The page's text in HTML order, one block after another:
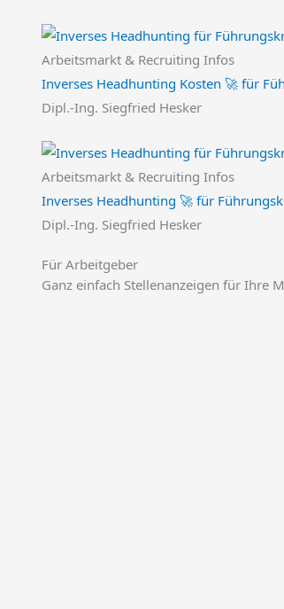
Arbeitsmarkt & Recruiting Infos
Inverses Headhunting Kosten 🚀 für
Dipl.-Ing. Siegfried Hesker
Arbeitsmarkt & Recruiting Infos
Inverses Headhunting 🚀 für
Dipl.-Ing. Siegfried Hesker
Für Arbeitgeber
Ganz einfach Stellenanzeigen für Ihre